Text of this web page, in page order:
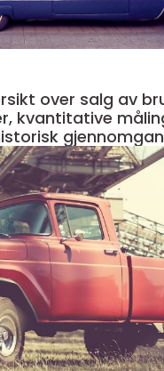
over salg av
kvantitative